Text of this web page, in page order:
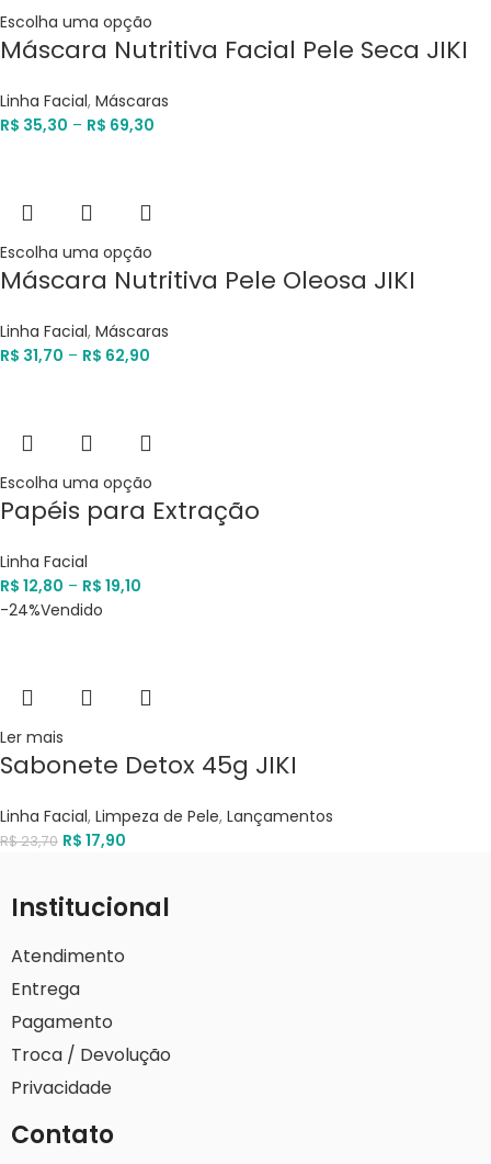
Escolha uma opção
Máscara Nutritiva Facial Pele Seca JIKI
Linha Facial, Máscaras
R$ 35,30 – R$ 69,30
Escolha uma opção
Máscara Nutritiva Pele Oleosa JIKI
Linha Facial, Máscaras
R$ 31,70 – R$ 62,90
Escolha uma opção
Papéis para Extração
Linha Facial
R$ 12,80 – R$ 19,10
-24%Vendido
Ler mais
Sabonete Detox 45g JIKI
Linha Facial, Limpeza de Pele, Lançamentos
R$23,70 R$ 17,90
Institucional
Atendimento
Entrega
Pagamento
Troca / Devolução
Privacidade
Contato